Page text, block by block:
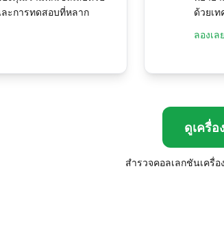
ะการทดสอบที่หลาก
ด้วยเ
ลองเลย
ดูเครื่อ
สำรวจคอลเลกชันเครื่